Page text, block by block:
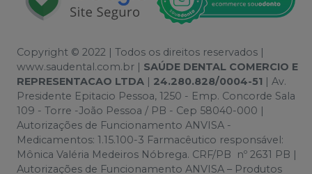
Copyright © 2022 | Todos os direitos reservados |
www.saudental.com.br | SAÚDE DENTAL COMERCIO E
REPRESENTACAO LTDA | 24.280.828/0004-51 | Av.
Presidente Epitacio Pessoa, 1250 - Emp. Concorde Sala
109 - Torre -João Pessoa / PB - Cep 58040-000 |
Autorizações de Funcionamento ANVISA -
Medicamentos: 1.15.100-3 Farmacêutico responsável:
Mônica Valéria Medeiros Nóbrega. CRF/PB nº 2631 PB |
Autorizações de Funcionamento ANVISA – Produtos